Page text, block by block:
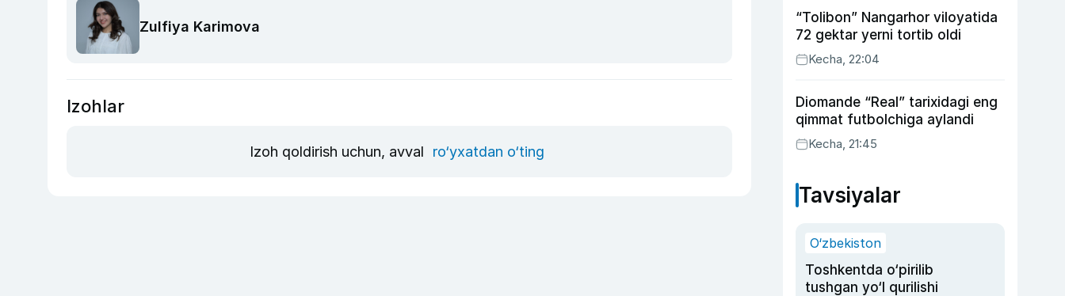
Zulfiya Karimova
Izohlar
Izoh qoldirish uchun, avval ro‘yxatdan o‘ting
“Tolibon” Nangarhor viloyatida
72 gektar yerni tortib oldi
Kecha, 22:04
Diomande “Real” tarixidagi eng
qimmat futbolchiga aylandi
Kecha, 21:45
Tavsiyalar
O‘zbekiston
Toshkentda o‘pirilib
tushgan yo‘l qurilishi